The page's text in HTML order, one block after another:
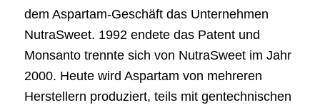
dem Aspartam-Geschäft das Unternehmen
NutraSweet. 1992 endete das Patent und
Monsanto trennte sich von NutraSweet im Jahr
2000. Heute wird Aspartam von mehreren
Herstellern produziert, teils mit gentechnischen